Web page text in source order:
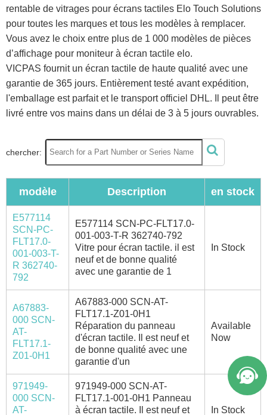
rentable de vitrages pour écrans tactiles Elo Touch Solutions
pour toutes les marques et tous les modèles à remplacer.
Vous avez le choix entre plus de 1 000 modèles de pièces
d’affichage pour moniteur à écran tactile elo.
VICPAS fournit un écran tactile de haute qualité avec une
garantie de 365 jours. Entièrement testé avant expédition,
l'emballage est parfait et le transport officiel DHL. Il peut être
livré entre vos mains dans un délai de 3 à 5 jours ouvrables.
chercher:
modèle Description en stock
E577114
SCN-PC-
FLT17.0-
001-003-T-
R 362740-
792
E577114 SCN-PC-FLT17.0-
001-003-T-R 362740-792
Vitre pour écran tactile. il est
neuf et de bonne qualité
avec une garantie de 1
In Stock
A67883-
000 SCN-
AT-
FLT17.1-
Z01-0H1
A67883-000 SCN-AT-
FLT17.1-Z01-0H1
Réparation du panneau
d'écran tactile. Il est neuf et
de bonne qualité avec une
garantie d'un
Available
Now
971949-
000 SCN-
AT-
971949-000 SCN-AT-
FLT17.1-001-0H1 Panneau
à écran tactile. Il est neuf et
In Stock